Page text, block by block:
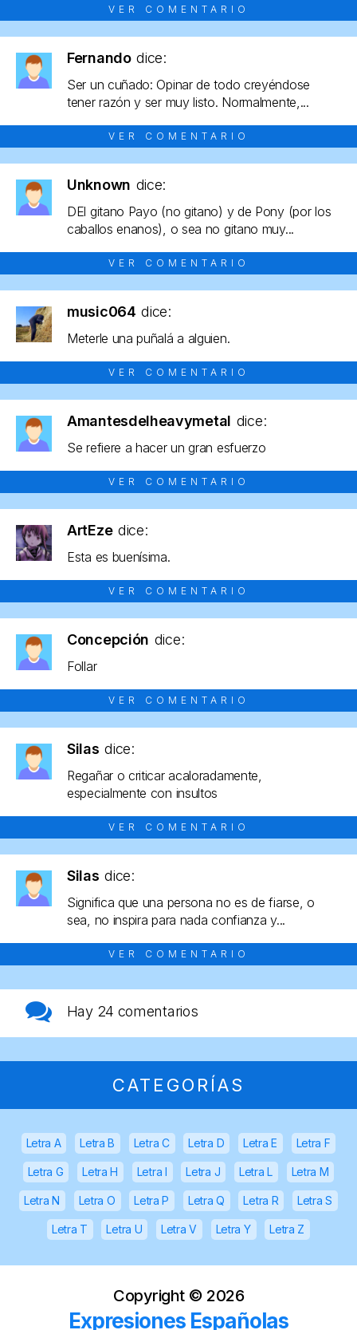
VER COMENTARIO
Fernando dice:
Ser un cuñado: Opinar de todo creyéndose
tener razón y ser muy listo. Normalmente,...
VER COMENTARIO
Unknown dice:
DEl gitano Payo (no gitano) y de Pony (por los
caballos enanos), o sea no gitano muy...
VER COMENTARIO
music064 dice:
Meterle una puñalá a alguien.
VER COMENTARIO
Amantesdelheavymetal dice:
Se refiere a hacer un gran esfuerzo
VER COMENTARIO
ArtEze dice:
Esta es buenísima.
VER COMENTARIO
Concepción dice:
Follar
VER COMENTARIO
Silas dice:
Regañar o criticar acaloradamente,
especialmente con insultos
VER COMENTARIO
Silas dice:
Significa que una persona no es de fiarse, o
sea, no inspira para nada confianza y...
VER COMENTARIO
Hay 24 comentarios
CATEGORÍAS
Letra A Letra B Letra C Letra D Letra E Letra F
Letra G Letra H Letra I Letra J Letra L Letra M
Letra N Letra O Letra P Letra Q Letra R Letra S
Letra T Letra U Letra V Letra Y Letra Z
Copyright © 2026
Expresiones Españolas